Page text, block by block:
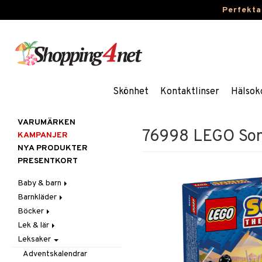
Skönhet Kontaktlinser
76998 LEGO
VARUMÄRKEN
KAMPANJER
NYA PRODUKTER
PRESENTKORT
Baby & barn
Accessoarer
För håret
Hattar & Mössor
Övrigt
Plånböcker
Aktivitet
Babygym
Babysitters
Bit & Skallra
Äta
Barnservis
Haklappar
Badrockar & Handdukar
Barnvagnstillbehör
Barnkläder
Accessoarer
Kepsar & Solhattar
Badkläder & UV-kläder
Klänningar
Nederdelar
Böcker
Dagböcker
Läs & Lär
Målarböcker
Lek & lär
Experiment
Inlärningsspel
Leksaker
Adventskalendrar